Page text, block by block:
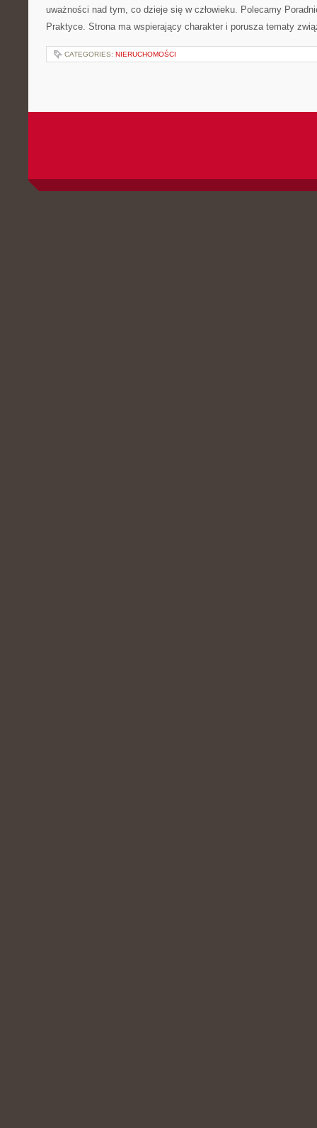
uważności nad tym, co dzieje się w człowieku. Polecamy
Praktyce. Strona ma wspierający charakter i porusza tematy
CATEGORIES: NIERUCHOMOŚCI